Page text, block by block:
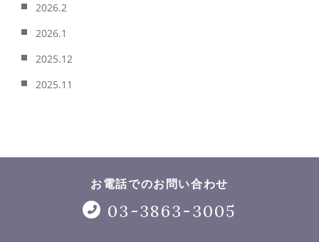
2026.2
2026.1
2025.12
2025.11
お電話でのお問い合わせ
03-3863-3005